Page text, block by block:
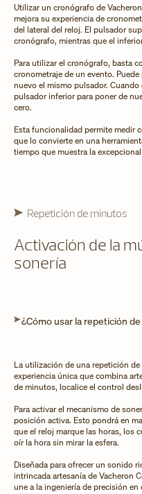
Utilizar un cronógrafo de
mejora su experiencia de
del lateral del reloj. El pulsador
cronógrafo, mientras que el
Para utilizar el cronógrafo, basta
cronometraje de un evento.
nuevo el mismo pulsador.
pulsador inferior para poner de
cero.
Esta funcionalidad permite medir
que lo convierte en una
tiempo que muestra la
Repetición de minutos
Activación de la
sonería
¿Cómo usar la repetición
La utilización de una repetición
experiencia única que combina
de minutos, localice el control
Para activar el mecanismo de
posición activa. Esto pondrá en
que el reloj marque las horas, los
oír la hora sin mirar la esfera.
Diseñada para ofrecer un sonido
intrincada artesanía de Vacheron
une a la ingeniería de precisión en